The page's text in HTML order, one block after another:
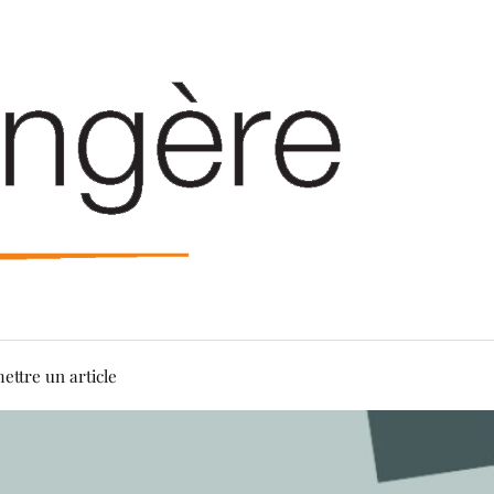
un article